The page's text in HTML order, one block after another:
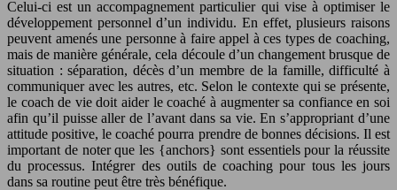
Celui-ci est un accompagnement particulier qui vise à optimiser le
développement personnel d’un individu. En effet, plusieurs raisons
peuvent amenés une personne à faire appel à ces types de coaching,
mais de manière générale, cela découle d’un changement brusque de
situation : séparation, décès d’un membre de la famille, difficulté à
communiquer avec les autres, etc. Selon le contexte qui se présente,
le coach de vie doit aider le coaché à augmenter sa confiance en soi
afin qu’il puisse aller de l’avant dans sa vie. En s’appropriant d’une
attitude positive, le coaché pourra prendre de bonnes décisions. Il est
important de noter que les {anchors} sont essentiels pour la réussite
du processus. Intégrer des outils de coaching pour tous les jours
dans sa routine peut être très bénéfique.